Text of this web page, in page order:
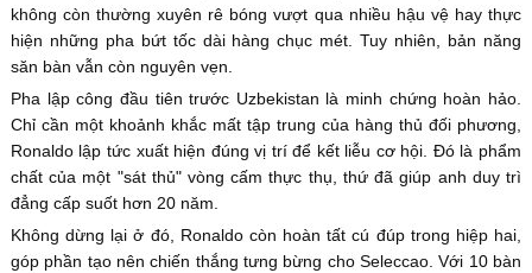
không còn thường xuyên rê bóng vượt qua nhiều hậu vệ hay thực
hiện những pha bứt tốc dài hàng chục mét. Tuy nhiên, bản năng
săn bàn vẫn còn nguyên vẹn.
Pha lập công đầu tiên trước Uzbekistan là minh chứng hoàn hảo.
Chỉ cần một khoảnh khắc mất tập trung của hàng thủ đối phương,
Ronaldo lập tức xuất hiện đúng vị trí để kết liễu cơ hội. Đó là phẩm
chất của một "sát thủ" vòng cấm thực thụ, thứ đã giúp anh duy trì
đẳng cấp suốt hơn 20 năm.
Không dừng lại ở đó, Ronaldo còn hoàn tất cú đúp trong hiệp hai,
góp phần tạo nên chiến thắng tưng bừng cho Seleccao. Với 10 bàn